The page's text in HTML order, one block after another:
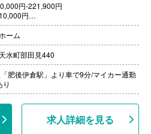
円-221,900円
円
計2,00ヶ月-4,00ヶ月分）※前年度実績、
る
り（上限13,000円/月）
1月あたり1,760円-5,280円）※前年度実
ーム
水町部田見440
肥後伊倉駅」より車で9分/マイカー通勤
求人詳細を見る